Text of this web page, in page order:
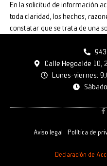
En la solicitud de información
toda claridad, los hechos,
constatar que se trata de una
Lunes-viernes:
Calle Hegoalde 10,
F
e
b
k
Aviso legal Política de
Declaración de